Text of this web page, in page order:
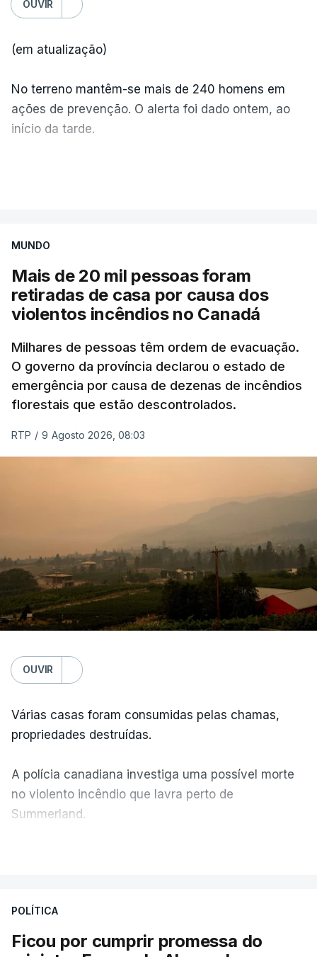
OUVIR
(em atualização)
No terreno mantêm-se mais de 240 homens em
ações de prevenção. O alerta foi dado ontem, ao
início da tarde.
MUNDO
Mais de 20 mil pessoas foram
retiradas de casa por causa dos
violentos incêndios no Canadá
Milhares de pessoas têm ordem de evacuação.
O governo da província declarou o estado de
emergência por causa de dezenas de incêndios
florestais que estão descontrolados.
RTP / 9 Agosto 2026, 08:03
OUVIR
Várias casas foram consumidas pelas chamas,
propriedades destruídas.
A polícia canadiana investiga uma possível morte
no violento incêndio que lavra perto de
Summerland.
ERRO100
POLÍTICA
Ficou por cumprir promessa do